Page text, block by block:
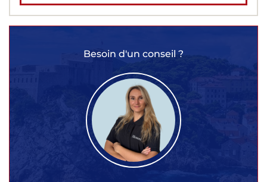
Besoin d'un conseil ?